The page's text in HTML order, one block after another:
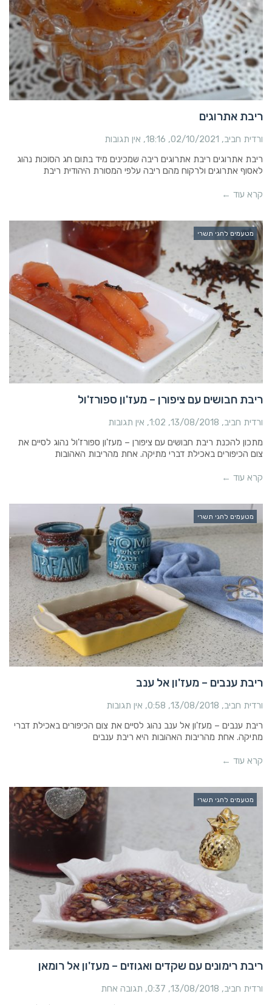
ריבת אתרוגים
ורדית חביב 02/10/2021
18:16 אין תגובות
ריבת אתרוגים ריבת אתרוגים ריבה שמכינים מיד בתום חג הסוכות נהוג
לאסוף אתרוגים ולרקוח מהם ריבה עלפי המסורת היהודית ריבת
קרא עוד ←
מטעמים לחגי תשרי
ריבת חבושים עם ציפורן – מעז'ון ספורז'ול
ורדית חביב 13/08/2018
1:02 אין תגובות
מתכון להכנת ריבת חבושים עם ציפורן – מעז'ון ספורז'ול נהוג לסיים את
צום הכיפורים באכילת דברי מתיקה. אחת מהריבות האהובות
קרא עוד ←
מטעמים לחגי תשרי
ריבת ענבים – מעז'ון אל ענב
ורדית חביב 13/08/2018
0:58 אין תגובות
ריבת ענבים – מעז'ון אל ענב נהוג לסיים את צום הכיפורים באכילת דברי
מתיקה. אחת מהריבות האהובות היא ריבת ענבים
קרא עוד ←
מטעמים לחגי תשרי
ריבת רימונים עם שקדים ואגוזים – מעז'ון אל רומאן
ורדית חביב 13/08/2018
0:37 תגובה אחת